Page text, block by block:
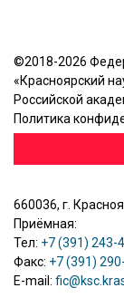
©2018-2026
«Красноярский
Российской
Политика
660036, г.
Приёмная:
Тел: +7 (391) 243-
Факс: +7 (391)
E-mail: